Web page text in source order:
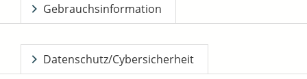
Gebrauchsinformation
Datenschutz/Cybersicherheit